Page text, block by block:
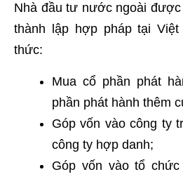
Nhà đầu tư nước ngoài
thành lập hợp pháp tại
thức:
Mua cổ phần phát
phần phát hành thêm
Góp vốn vào công ty
công ty hợp danh;
Góp vốn vào tổ